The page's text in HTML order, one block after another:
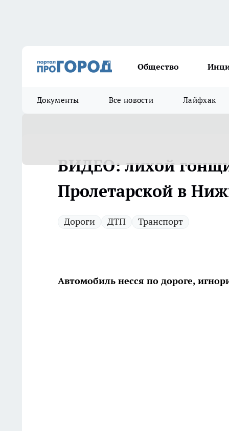
Общество
Документы Все новости Лайфхак
ВИДЕО: лихой
Пролетарской в
Дороги ДТП Транспорт
Автомобиль несся по дороге,